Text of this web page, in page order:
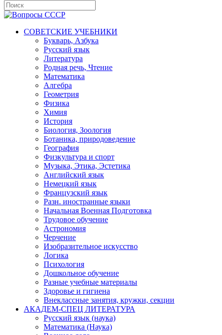
СОВЕТСКИЕ УЧЕБНИКИ
Букварь, Азбука
Русский язык
Литература
Родная речь, Чтение
Математика
Алгебра
Геометрия
Физика
Химия
История
Биология, Зоология
Ботаника, природоведение
География
Физкультура и спорт
Музыка, Этика, Эстетика
Английский язык
Немецкий язык
Французский язык
Разн. иностранные языки
Начальная Военная Подготовка
Трудовое обучение
Астрономия
Черчение
Изобразительное искусство
Логика
Психология
Дошкольное обучение
Разные учебные материалы
Здоровье и гигиена
Внеклассные занятия, кружки, секции
АКАДЕМ-СПЕЦ ЛИТЕРАТУРА
Русский язык (наука)
Математика (Наука)